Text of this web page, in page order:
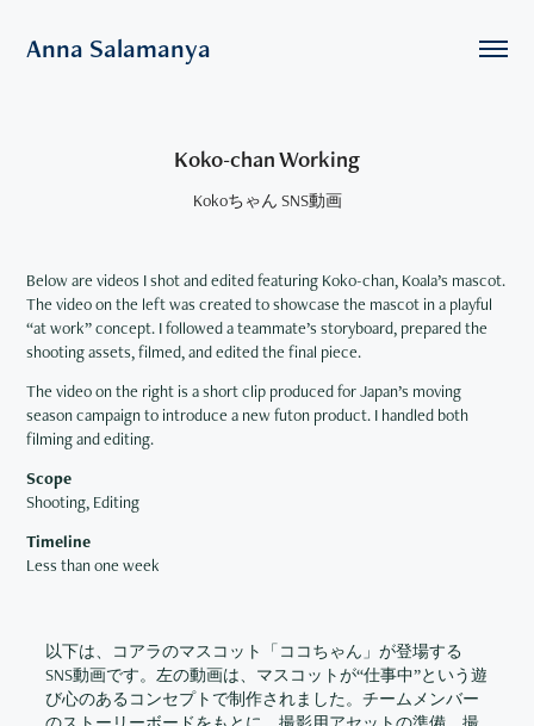
Anna Salamanya
Koko-chan Working
Kokoちゃん SNS動画
Below are videos I shot and edited featuring Koko-chan, Koala’s mascot.
The video on the left was created to showcase the mascot in a playful
“at work” concept. I followed a teammate’s storyboard, prepared the
shooting assets, filmed, and edited the final piece.
The video on the right is a short clip produced for Japan’s moving
season campaign to introduce a new futon product. I handled both
filming and editing.
Scope
Shooting, Editing
Timeline
Less than one week
以下は、コアラのマスコット「ココちゃん」が登場する
SNS動画です。左の動画は、マスコットが“仕事中”という遊
び心のあるコンセプトで制作されました。チームメンバー